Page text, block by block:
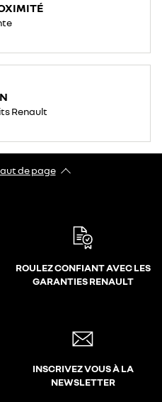
Renault
de page​
ROULEZ CONFIANT AVEC LES
GARANTIES RENAULT
INSCRIVEZ VOUS À LA
NEWSLETTER